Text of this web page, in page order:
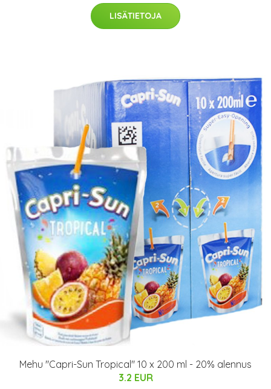
LISÄTIETOJA
Mehu "Capri-Sun Tropical" 10 x 200 ml - 20% alennus
3.2 EUR